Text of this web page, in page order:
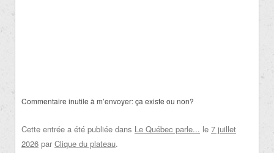
Commentaire inutile à m’envoyer: ça existe ou non?
Cette entrée a été publiée dans Le Québec parle... le 7 juillet
2026 par Clique du plateau.